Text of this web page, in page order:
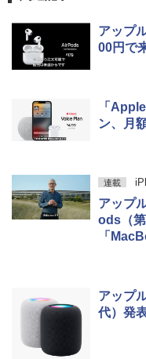
アップ
00円で
「
ン、月
連載
アップ
ods（
「
アップ
代）発